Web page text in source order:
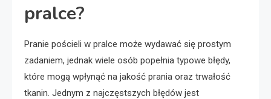
pralce?
Pranie pościeli w pralce może wydawać się prostym
zadaniem, jednak wiele osób popełnia typowe błędy,
które mogą wpłynąć na jakość prania oraz trwałość
tkanin. Jednym z najczęstszych błędów jest